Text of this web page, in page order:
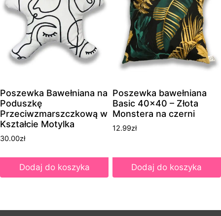
Poszewka Bawełniana na
Poduszkę
Przeciwzmarszczkową w
Kształcie Motylka
30.00zł
Dodaj do koszyka
Poszewka bawełniana
Basic 40×40 – Złota
Monstera na czerni
12.99zł
Dodaj do koszyka